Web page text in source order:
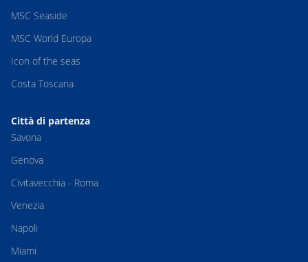
MSC Seaside
MSC World Europa
Icon of the seas
Costa Toscana
Città di partenza
Savona
Genova
Civitavecchia - Roma
Venezia
Napoli
Miami